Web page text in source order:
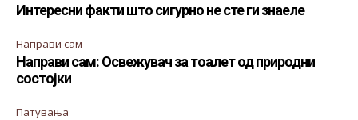
Интересни факти што сигурно не сте ги знаеле
Направи сам
Направи сам: Освежувач за тоалет од природни
состојки
Патувања